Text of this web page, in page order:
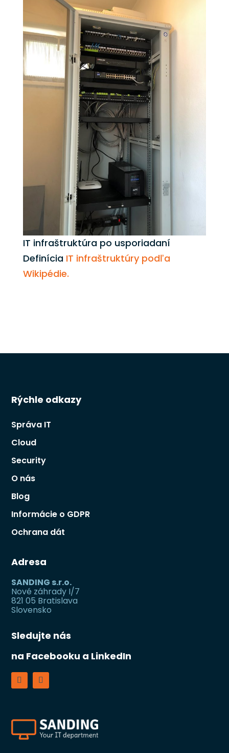
IT infraštruktúra po usporiadaní
Definícia IT infraštruktúry podľa
Wikipédie.
Rýchle odkazy
Správa IT
Cloud
Security
O nás
Blog
Informácie o GDPR
Ochrana dát
Adresa
SANDING s.r.o.
Nové záhrady I/7
821 05 Bratislava
Slovensko
Sledujte nás
na Facebooku a LinkedIn